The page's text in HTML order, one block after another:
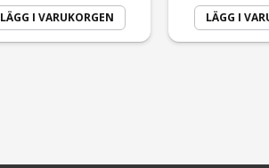
LÄGG I VARUKORGEN LÄGG I